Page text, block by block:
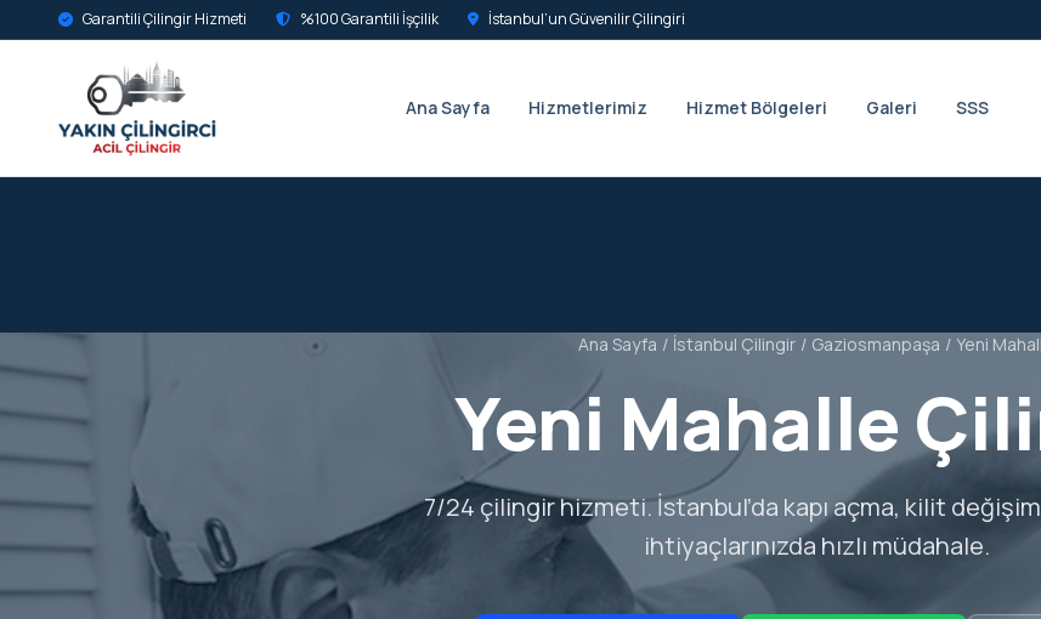
Garantili Çilingir Hizmeti %100 Garantili İşçilik İstanbul’un Güvenilir Çilingiri
Ana Sayfa Hizmetlerimiz Hizmet Bölgeleri Galeri SSS
Ana Sayfa / İstanbul Çilingir / Gaziosmanpaşa / Yeni
Yeni Mahalle
7/24 çilingir hizmeti. İstanbul’da kapı açma, kilit
ihtiyaçlarınızda hızlı müdahale.